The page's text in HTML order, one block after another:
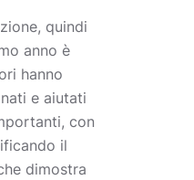
quindi
anno è
hanno
e aiutati
con
il
dimostra